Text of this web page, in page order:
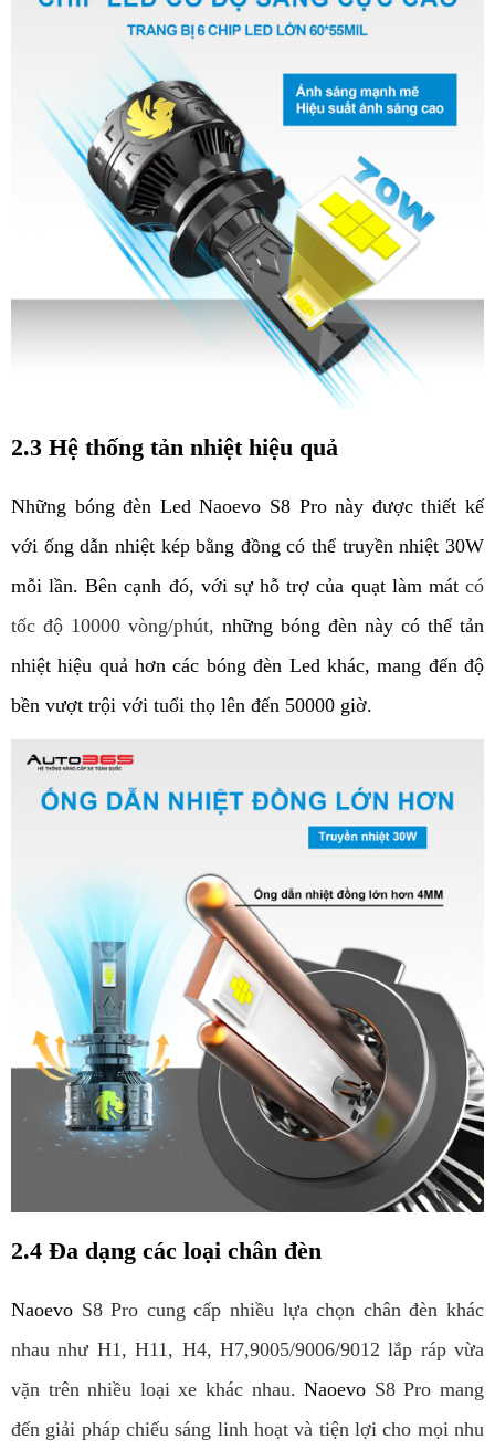
2.3 Hệ thống tản nhiệt hiệu quả
Những bóng đèn Led Naoevo S8 Pro này được thiết kế
với ống dẫn nhiệt kép bằng đồng có thể truyền nhiệt 30W
mỗi lần. Bên cạnh đó, với sự hỗ trợ của quạt làm mát có
tốc độ 10000 vòng/phút, những bóng đèn này có thể tản
nhiệt hiệu quả hơn các bóng đèn Led khác, mang đến độ
bền vượt trội với tuổi thọ lên đến 50000 giờ.
2.4 Đa dạng các loại chân đèn
Naoevo S8 Pro cung cấp nhiều lựa chọn chân đèn khác
nhau như H1, H11, H4, H7,9005/9006/9012 lắp ráp vừa
vặn trên nhiều loại xe khác nhau. Naoevo S8 Pro mang
đến giải pháp chiếu sáng linh hoạt và tiện lợi cho mọi nhu